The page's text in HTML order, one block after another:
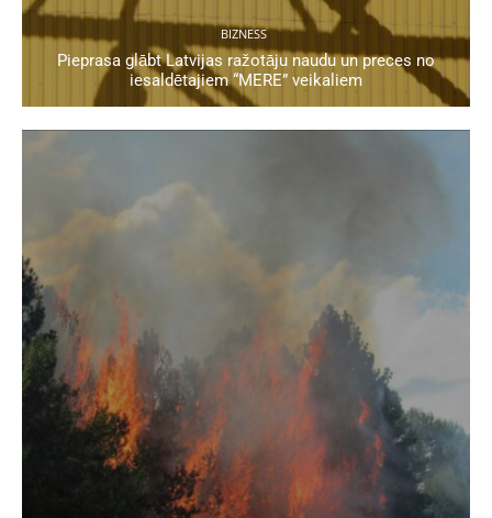
BIZNESS
Pieprasa glābt Latvijas ražotāju naudu un preces no
iesaldētajiem “MERE” veikaliem